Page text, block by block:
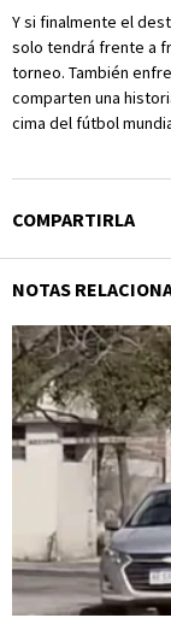
Y si finalmente el
solo tendrá frente a
torneo. También
comparten una
cima del fútbol
COMPARTIRLA
NOTAS